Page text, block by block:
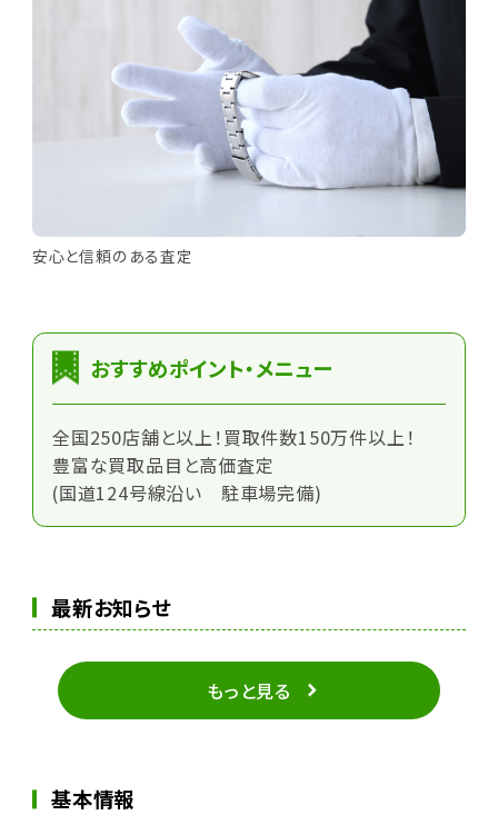
安心と信頼のある査定
おすすめポイント・メニュー
全国250店舗と以上！買取件数150万件以上！
豊富な買取品目と高価査定
(国道124号線沿い 駐車場完備)
最新お知らせ
もっと見る
基本情報